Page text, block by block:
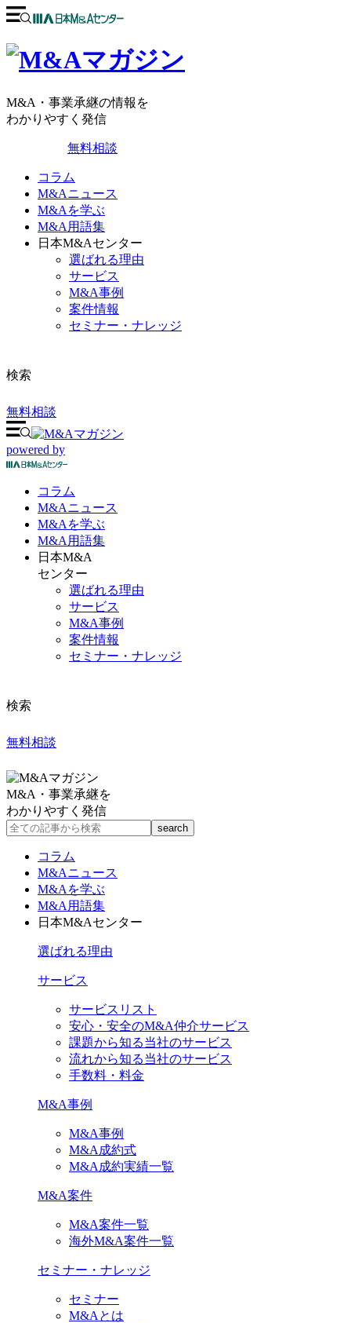
M&A・事業承継の情報を
わかりやすく発信
無料相談
コラム
M&Aニュース
M&Aを学ぶ
M&A用語集
日本M&Aセンター
選ばれる理由
サービス
M&A事例
案件情報
セミナー・ナレッジ
検索
無料相談
powered by
コラム
M&Aニュース
M&Aを学ぶ
M&A 用語集
日本M&A
センター
選ばれる理由
サービス
M&A事例
案件情報
セミナー・ナレッジ
検索
無料相談
M&A・事業承継を
わかりやすく発信
コラム
M&Aニュース
M&Aを学ぶ
M&A用語集
日本M&Aセンター
選ばれる理由
サービス
サービスリスト
安心・安全のM&A仲介サービス
課題から知る当社のサービス
流れから知る当社のサービス
手数料・料金
M&A事例
M&A事例
M&A成約式
M&A成約実績一覧
M&A案件
M&A案件一覧
海外M&A案件一覧
セミナー・ナレッジ
セミナー
M&Aとは